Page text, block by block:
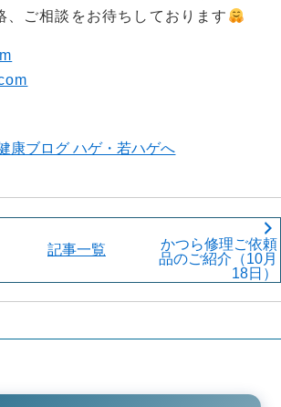
、ご相談をお待ちしております
記事一覧
かつら修理ご依頼
品のご紹介（10月
18日）